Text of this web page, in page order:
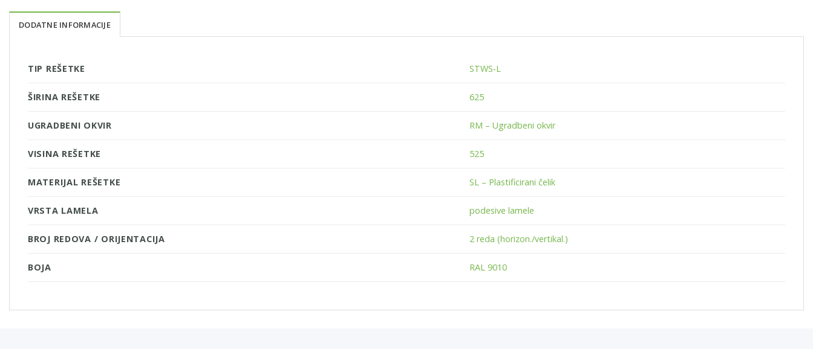
DODATNE INFORMACIJE
TIP REŠETKE STWS-L
ŠIRINA REŠETKE 625
UGRADBENI OKVIR RM – Ugradbeni okvir
VISINA REŠETKE 525
MATERIJAL REŠETKE SL – Plastificirani čelik
VRSTA LAMELA podesive lamele
BROJ REDOVA / ORIJENTACIJA 2 reda (horizon./vertikal.)
BOJA RAL 9010